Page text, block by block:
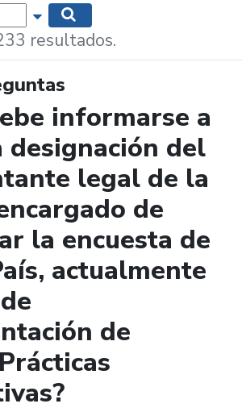
Mostrar opciones de búsqueda
resultados.
informarse a
designación del
legal de la
de
la encuesta de
actualmente
de